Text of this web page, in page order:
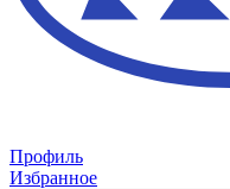
Профиль
Избранное